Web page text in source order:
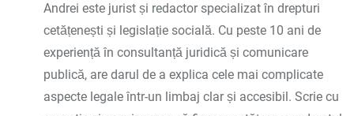
Andrei este jurist și redactor specializat în drepturi
cetățenești și legislație socială. Cu peste 10 ani de
experiență în consultanță juridică și comunicare
publică, are darul de a explica cele mai complicate
aspecte legale într-un limbaj clar și accesibil. Scrie cu